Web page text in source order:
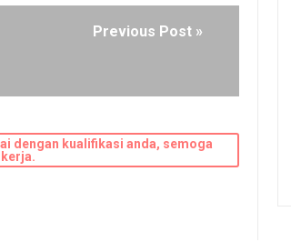
Previous Post »
dengan kualifikasi anda, semoga